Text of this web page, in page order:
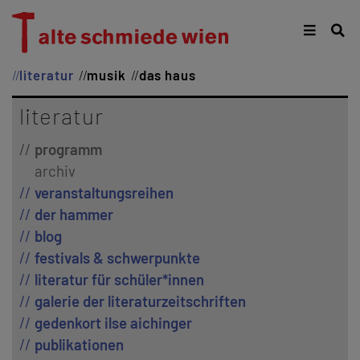
literatur musik das haus
literatur
programm
archiv
veranstaltungsreihen
der hammer
blog
festivals & schwerpunkte
literatur für schüler*innen
galerie der literaturzeitschriften
gedenkort ilse aichinger
publikationen